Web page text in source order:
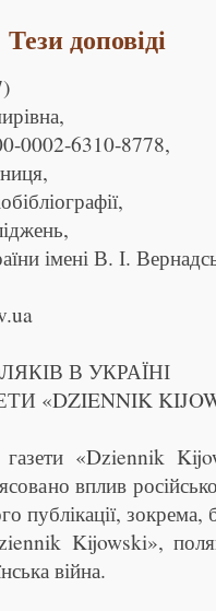
Тези доповіді
0002-6310-8778,
імені В. І.
В УКРАЇНІ
«DZIENNIK
газети «Dziennik
вплив
публікації, зокрема,
Kijowski»,
війна.